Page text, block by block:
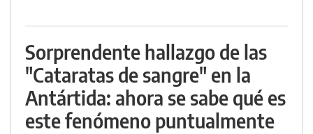
Sorprendente hallazgo de las
"Cataratas de sangre" en la
Antártida: ahora se sabe qué es
este fenómeno puntualmente